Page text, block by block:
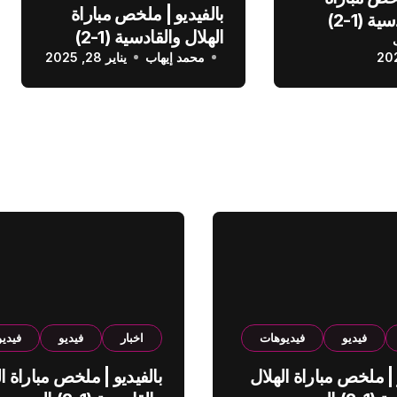
الهلال والقادسية (1-2)
بالفيديو | ملخص مباراة
الهلال والقادسية (1-2)
الدوري السعودي
محمد إيهاب يناير 28, 2025
فيديو فيديوهات
| ملخص مباراة الهلال
اخبار فيديو
بالفيديو | ملخص مباراة